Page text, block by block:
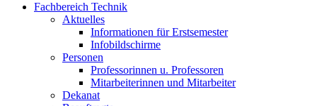
Fachbereich Technik
Aktuelles
Informationen für Erstsemester
Infobildschirme
Personen
Professorinnen u. Professoren
Mitarbeiterinnen und Mitarbeiter
Dekanat